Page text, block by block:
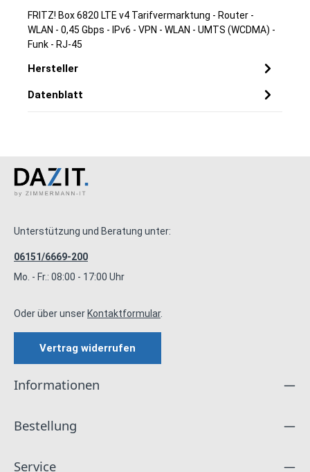
FRITZ! Box 6820 LTE v4 Tarifvermarktung - Router -
WLAN - 0,45 Gbps - IPv6 - VPN - WLAN - UMTS (WCDMA) -
Funk - RJ-45
Hersteller
Datenblatt
Unterstützung und Beratung unter:
06151/6669-200
Mo. - Fr.: 08:00 - 17:00 Uhr
Oder über unserKontaktformular.
Vertrag widerrufen
Informationen
Bestellung
Service